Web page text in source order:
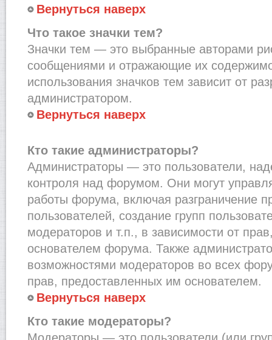
Вернуться наверх
Что такое значки тем?
Значки тем — это выбранные авторами
сообщениями и отражающие их
использования значков тем зависит от
администратором.
Вернуться наверх
Кто такие администраторы?
Администраторы — это пользователи,
контроля над форумом. Они могут
работы форума, включая разграничение
пользователей, создание групп
модераторов и т.п., в зависимости от
основателем форума. Также
возможностями модераторов во всех
прав, предоставленных им основателем.
Вернуться наверх
Кто такие модераторы?